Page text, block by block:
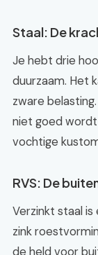
Staal: De
Je hebt drie
duurzaam. Het
zware
niet goed wordt
vochtige
RVS: De
Verzinkt staal
zink
de held voor